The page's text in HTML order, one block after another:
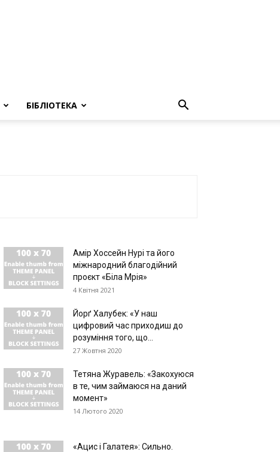
БІБЛІОТЕКА
Амір Хоссейн Нурі та його
міжнародний благодійний
проєкт «Біла Мрія»
4 Квітня 2021
Йорґ Халубек: «У наш
цифровий час приходиш до
розуміння того, що...
27 Жовтня 2020
Тетяна Журавель: «Закохуюся
в те, чим займаюся на даний
момент»
14 Лютого 2020
«Ацис і Галатея»: Сильно.